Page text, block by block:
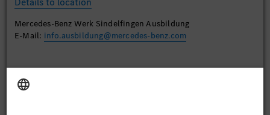
Mercedes-Benz Werk Sindelfingen Ausbildung
E-Mail: info.ausbildung@mercedes-benz.com